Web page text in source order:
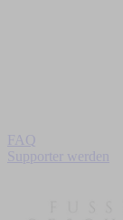
FAQ
Supporter werden